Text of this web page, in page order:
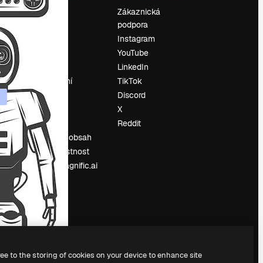
Ocenění
vyhledávání
Blog
Události
Slidesgo
Prodávejte obsah
Tisková místnost
Hledáte magnific.ai
Zákaznická
podpora
Instagram
YouTube
LinkedIn
TikTok
Discord
X
Reddit
to the storing of cookies on your device to enhance site